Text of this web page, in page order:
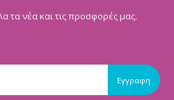
τα νέα και τις προσφορές μας.